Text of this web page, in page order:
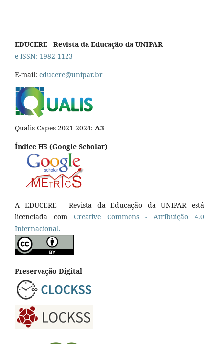
EDUCERE - Revista da Educação da UNIPAR
e-ISSN: 1982-1123
E-mail: educere@unipar.br
Qualis Capes 2021-2024: A3
Índice H5 (Google Scholar)
A EDUCERE - Revista da Educação da UNIPAR está
licenciada com CreativeCommons - Atribuição 4.0
Internacional.
Preservação Digital